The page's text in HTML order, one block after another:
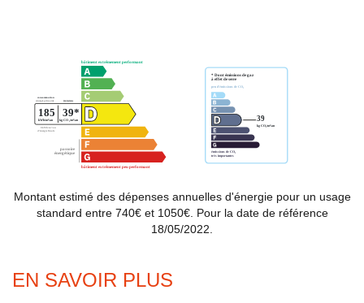
Montant estimé des dépenses annuelles d'énergie pour un usage
standard entre 740€ et 1050€. Pour la date de référence
18/05/2022.
EN SAVOIR PLUS